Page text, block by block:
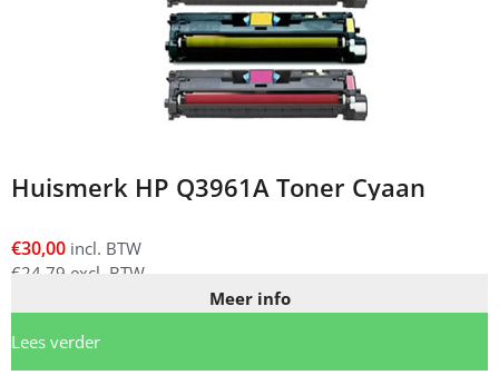
Huismerk HP Q3961A Toner Cyaan
€30,00 incl. BTW
€24,79 excl. BTW
Meer info
Lees verder